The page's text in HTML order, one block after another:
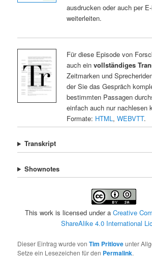
ausdrucken oder auch per
weiterleiten.
Für diese Episode von
auch ein vollständiges
Zeitmarken und
der Sie das Gespräch
bestimmten Passagen
einfach auch nur nachlesen
Formate: HTML , WEBVTT.
Transkript
Shownotes
This work is licensed under a Creative
ShareAlike 4.0 International
Dieser Eintrag wurde vonTim Pritloveunter
Setze ein Lesezeichen für den Permalink.